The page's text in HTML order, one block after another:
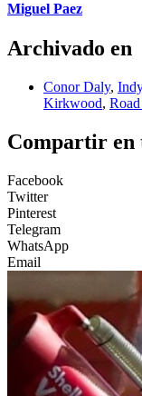
Miguel Paez
Archivado en
Conor Daly,
Kirkwood,
Compartir en
Facebook
Twitter
Pinterest
Telegram
WhatsApp
Email